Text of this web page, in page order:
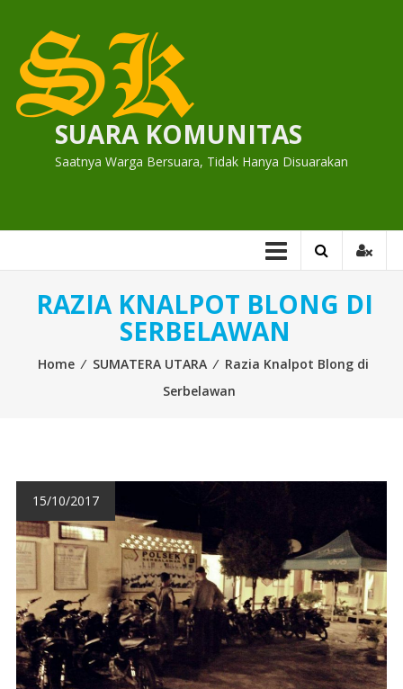
content
SUARA KOMUNITAS
Saatnya Warga Bersuara, Tidak Hanya Disuarakan
RAZIA KNALPOT BLONG DI
SERBELAWAN
Home ⁄ SUMATERA UTARA ⁄ Razia Knalpot Blong di
Serbelawan
15/10/2017